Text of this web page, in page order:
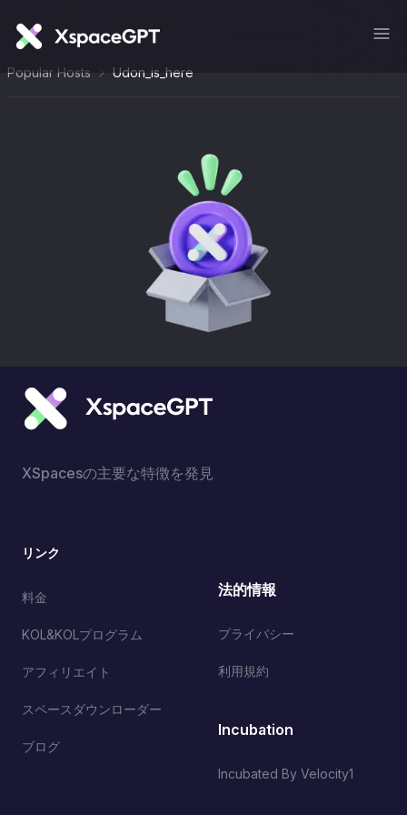
Popular Hosts Udon_is_here
XSpacesの主要な特徴を発見
リンク
料金
KOL&KOLプログラム
アフィリエイト
スペースダウンローダー
ブログ
法的情報
プライバシー
利用規約
Incubation
Incubated By Velocity1